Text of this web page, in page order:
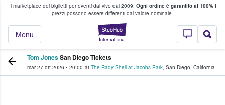
Il marketplace dei biglietti per eventi dal vivo dal 2009. Ogni ordine è garantito al 100%I
prezzi possono essere differenti dal valore nominale.
StubHub - Dove
Menu
fan comprano e vendono biglietti
Tom JonesSan Diego Tickets
mar 27 ott 2026 • 20:00 at The Rady Shell at Jacobs Park, San Diego, California